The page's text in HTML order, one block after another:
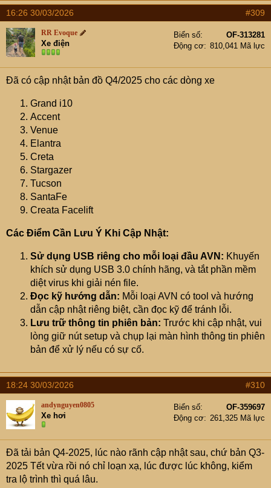
a
c
s
:
16:26 30/03/2026 #309
RR Evoque
Xe điện
Biển số
OF-313281
Động cơ
810,041 Mã lực
Đã có cập nhật bản đồ Q4/2025 cho các dòng xe
Grand i10
Accent
Venue
Elantra
Creta
Stargazer
Tucson
SantaFe
Creata Facelift
Các Điểm Cần Lưu Ý Khi Cập Nhật:
Sử dụng USB riêng cho mỗi loại đầu AVN: Khuyến
khích sử dụng USB 3.0 chính hãng, và tắt phần mềm
diệt virus khi giải nén file.
Đọc kỹ hướng dẫn: Mỗi loại AVN có tool và hướng
dẫn cập nhật riêng biệt, cần đọc kỹ để tránh lỗi.
Lưu trữ thông tin phiên bản: Trước khi cập nhật, vui
lòng giữ nút setup và chụp lại màn hình thông tin phiên
bản để xử lý nếu có sự cố.
18:24 30/03/2026 #310
andynguyen0805
Xe hơi
Biển số
OF-359697
Động cơ
261,325 Mã lực
Đã tải bản Q4-2025, lúc nào rãnh cập nhật sau, chứ bản Q3-
2025 Tết vừa rồi nó chỉ loạn xạ, lúc được lúc không, kiểm
tra lộ trình thì quá lâu.